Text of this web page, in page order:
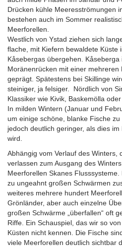
Drücken kühle Meeresströmungen
bestehen auch im Sommer
Meerforellen.
Westlich von Ystad ziehen sich
flache, mit Kiefern bewaldete Küste
Kåsebergas übergehen.
Moränenrücken mit einer mehreren
geprägt. Spätestens bei Skillinge
steiniger, ja felsiger. Nördlich von
Klassiker wie Kivik, Baskemölla oder
In milden Wintern (Januar und
um einige schöne, blanke Fische
jedoch deutlich geringer, als dies
wird.
Abhängig vom Verlauf des Winters,
verlassen zum Ausgang des
Meerforellen Skanes
zu ungeahnt großen Schwärmen
weiteres mehrere hundert
Grönländer, aber auch einzelne
großen Schwärme „überfallen“ oft
Riffe. Ein Schauspiel, das wir so
Küsten nicht kennen. Die Fische
viele Meerforellen deutlich sichtbar